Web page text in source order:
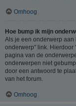
Omhoog
Hoe bump ik mijn
Als je een onderwerp aan
onderwerp" link. Hierdoor
pagina van de
onderwerpen niet
door een antwoord te
van het forum.
Omhoog